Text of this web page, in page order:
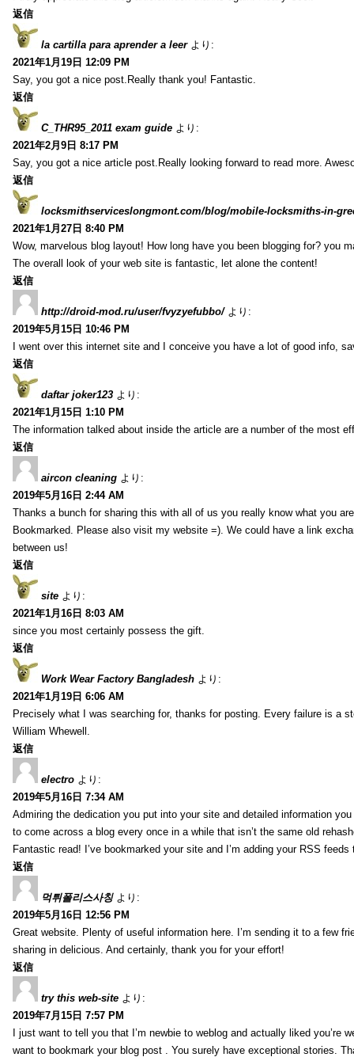
返信
la cartilla para aprender a leer より:
2021年1月19日 12:09 PM
Say, you got a nice post.Really thank you! Fantastic.
返信
C_THR95_2011 exam guide より:
2021年2月9日 8:17 PM
Say, you got a nice article post.Really looking forward to read more.
返信
locksmithserviceslongmont.com/blog/mobile-locksmiths-in-
2021年1月27日 8:40 PM
Wow, marvelous blog layout! How long have you been blogging for? you
The overall look of your web site is fantastic, let alone the content!
返信
http://droid-mod.ru/user/fvyzyefubbo/ より:
2019年5月15日 10:46 PM
I went over this internet site and I conceive you have a lot of good info,
返信
daftar joker123 より:
2021年1月15日 1:10 PM
The information talked about inside the article are a number of the most
返信
aircon cleaning より:
2019年5月16日 2:44 AM
Thanks a bunch for sharing this with all of us you really know what you
Bookmarked. Please also visit my website =). We could have a link
between us!
返信
site より:
2021年1月16日 8:03 AM
since you most certainly possess the gift.
返信
Work Wear Factory Bangladesh より:
2021年1月19日 6:06 AM
Precisely what I was searching for, thanks for posting. Every failure is a
William Whewell.
返信
electro より:
2019年5月16日 7:34 AM
Admiring the dedication you put into your site and detailed information you
to come across a blog every once in a while that isn’t the same old
Fantastic read! I’ve bookmarked your site and I’m adding your RSS
返信
먹튀폴리스사칭 より:
2019年5月16日 12:56 PM
Great website. Plenty of useful information here. I’m sending it to a few
sharing in delicious. And certainly, thank you for your effort!
返信
try this web-site より:
2019年7月15日 7:57 PM
I just want to tell you that I’m newbie to weblog and actually liked you’re
want to bookmark your blog post . You surely have exceptional stories.